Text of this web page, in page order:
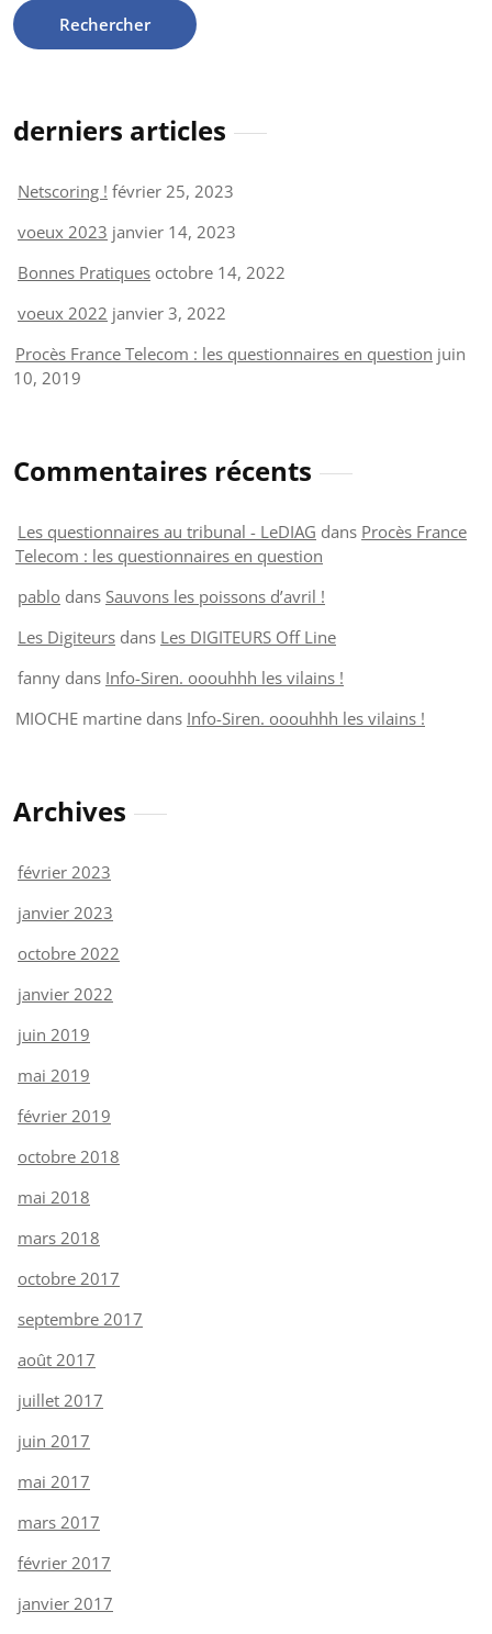
derniers articles
Netscoring ! février 25, 2023
voeux 2023 janvier 14, 2023
Bonnes Pratiques octobre 14, 2022
voeux 2022 janvier 3, 2022
Procès France Telecom : les questionnaires en question juin
10, 2019
Commentaires récents
Les questionnaires au tribunal - LeDIAG dans Procès France
Telecom : les questionnaires en question
pablo dans Sauvons les poissons d’avril !
Les Digiteurs dans Les DIGITEURS Off Line
fanny dans Info-Siren. ooouhhh les vilains !
MIOCHE martine dans Info-Siren. ooouhhh les vilains !
Archives
février 2023
janvier 2023
octobre 2022
janvier 2022
juin 2019
mai 2019
février 2019
octobre 2018
mai 2018
mars 2018
octobre 2017
septembre 2017
août 2017
juillet 2017
juin 2017
mai 2017
mars 2017
février 2017
janvier 2017